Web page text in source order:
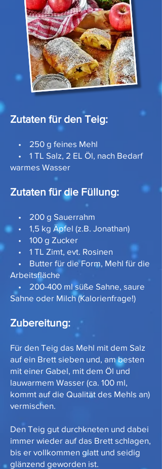
Zutaten für den Teig:
• 250 g feines Mehl
• 1 TL Salz, 2 EL Öl, nach Bedarf
warmes Wasser
Zutaten für die Füllung:
• 200 g Sauerrahm
• 1,5 kg Äpfel (z.B. Jonathan)
• 100 g Zucker
• 1 TL Zimt, evt. Rosinen
• Butter für die Form, Mehl für die
Arbeitsfläche
• 200-400 ml süße Sahne, saure
Sahne oder Milch (Kalorienfrage!)
Zubereitung:
Für den Teig das Mehl mit dem Salz
auf ein Brett sieben und, am besten
mit einer Gabel, mit dem Öl und
lauwarmem Wasser (ca. 100 ml,
kommt auf die Qualität des Mehls an)
vermischen.
Den Teig gut durchkneten und dabei
immer wieder auf das Brett schlagen,
bis er vollkommen glatt und seidig
glänzend geworden ist.